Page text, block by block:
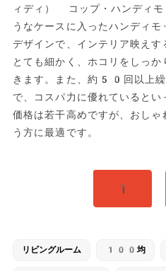
ィディ） コップ・ハンディモ
うなケースに入ったハンディ
デザインで、インテリア映え
とても細かく、ホコリをしっ
きます。また、約50回以上繰
で、コスパ力に優れているとい
価格は若干高めですが、おし
う方に最適です。
1
リビングルーム 100均